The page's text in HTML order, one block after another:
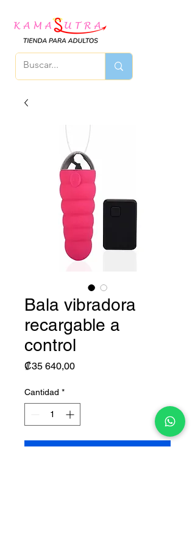
Bala vibradora
recargable a
control
₡35 640,00Precio
Cantidad *